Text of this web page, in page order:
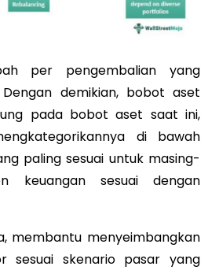
per pengembalian yang
demikian, bobot aset
pada bobot aset saat ini,
di bawah
paling sesuai untuk masing-
keuangan sesuai dengan
membantu menyeimbangkan
sesuai skenario pasar yang